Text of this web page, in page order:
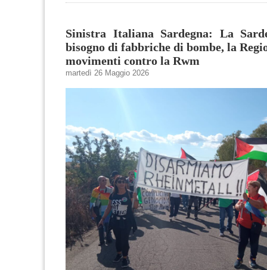
Sinistra Italiana Sardegna: La
bisogno di fabbriche di bombe, la
movimenti contro la Rwm
martedì 26 Maggio 2026